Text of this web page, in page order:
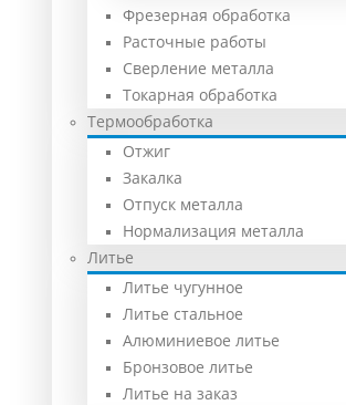
Фрезерная обработка
Расточные работы
Сверление металла
Токарная обработка
Термообработка
Отжиг
Закалка
Отпуск металла
Нормализация металла
Литье
Литье чугунное
Литье стальное
Алюминиевое литье
Бронзовое литье
Литье на заказ